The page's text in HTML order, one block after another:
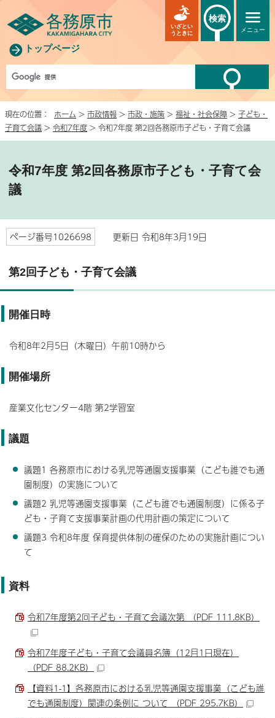
トップページ
メニュー
いざとい
うときに
検索
現在の位置： ホーム > 市政情報 > 市政・施策 > 福祉・社会保障 > 子ども・
子育て会議 > 令和7年度 > 令和7年度 第2回各務原市子ども・子育て会議
令和7年度 第2回各務原市子ども・子育て会
議
ページ番号1026698 更新日 令和8年3月19日
第2回子ども・子育て会議
開催日時
令和8年2月5日（木曜日）午前10時から
開催場所
産業文化センター4階 第2学習室
議題
議題1 各務原市における乳児等通園支援事業（こども誰でも通
園制度）の実施について
議題2 乳児等通園支援事業（こども誰でも通園制度）に係る子
ども・子育て支援事業計画の代用計画の策定について
議題3 令和8年度 保育提供体制の確保のための実施計画につい
て
資料
令和7年度第2回子ども・子育て会議次第 （PDF 111.8KB）
令和7年度子ども・子育て会議員名簿（12月1日現在）
（PDF 88.2KB）
【資料1-1】各務原市における乳児等通園支援事業（こども誰
でも通園制度）関連の条例に ついて （PDF 295.7KB）